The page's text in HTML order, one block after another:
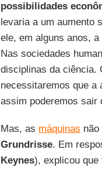
possibilidades
levaria a um aumento
ele, em alguns anos,
Nas sociedades
disciplinas da ciência.
necessitaremos que a
assim poderemos sair
Mas, as máquinas
Grundrisse. Em
Keynes), explicou que